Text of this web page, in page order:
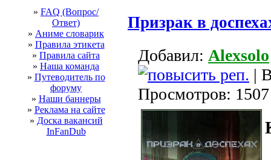
» FAQ (Вопрос/
Ответ)
» Аниме словарик
» Правила этикета
» Правила сайта
» Наша команда
» Путеводитель по
форуму
» Наши баннеры
» Реклама на сайте
» Доска вакансий
InFanDub
Призрак в
Добавил: Alexsolo
|
Просмотров: 1507